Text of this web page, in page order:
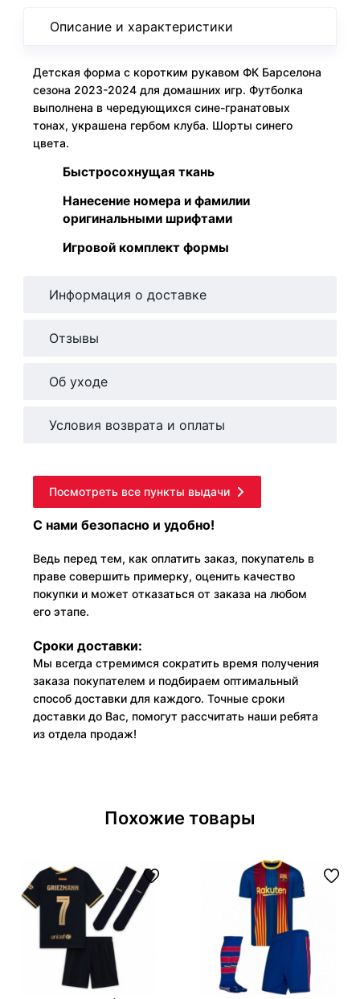
Описание и характеристики
Детская форма с коротким рукавом ФК Барселона
сезона 2023-2024 для домашних игр. Футболка
выполнена в чередующихся сине-гранатовых
тонах, украшена гербом клуба. Шорты синего
цвета.
Быстросохнущая ткань
Нанесение номера и фамилии
оригинальными шрифтами
Игровой комплект формы
Информация о доставке
Отзывы
Об уходе
Условия возврата и оплаты
Посмотреть все пункты выдачи
С нами безопасно и удобно!
Ведь перед тем, как оплатить заказ, покупатель в
праве совершить примерку, оценить качество
покупки и может отказаться от заказа на любом
его этапе.
Сроки доставки:
Мы всегда стремимся сократить время получения
заказа покупателем и подбираем оптимальный
способ доставки для каждого. Точные сроки
доставки до Вас, помогут рассчитать наши ребята
из отдела продаж!
Похожие товары